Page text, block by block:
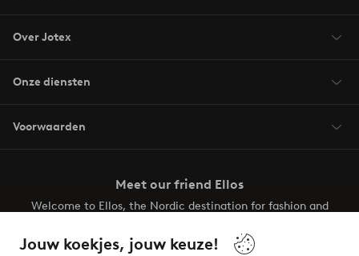
Jouw koekjes, jouw keuze!
Over Jotex
Onze diensten
Voorwaarden
Meet our friend Ellos
Welcome to Ellos, the Nordic destination for fashion and
your wardrobe. Your next inspiring look is here!